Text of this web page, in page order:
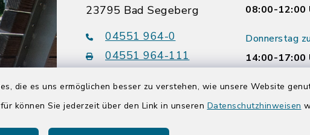
die es uns ermöglichen besser zu verstehen, wie unsere Website
können Sie jederzeit über den Link in unseren Datenschutzhinweisen
23795 Bad Segeberg
04551 964-0
04551 964-111
08:00-12:00
Donnerstag
14:00-17:00